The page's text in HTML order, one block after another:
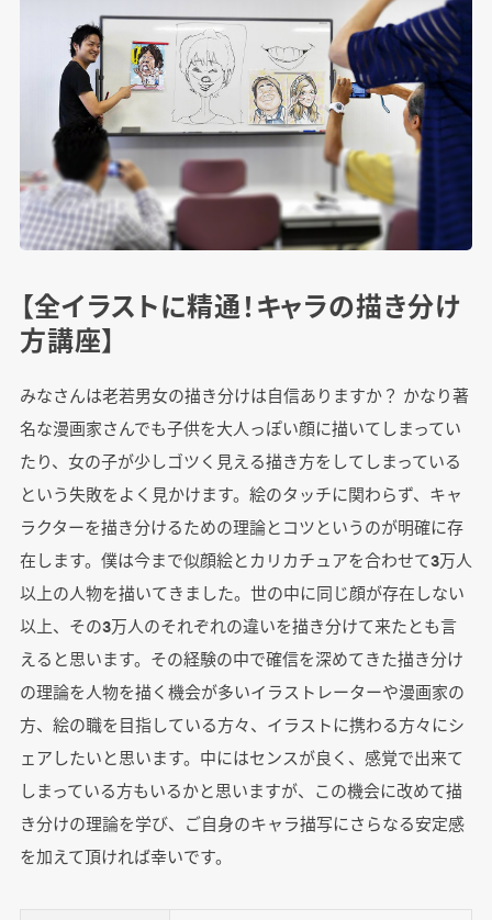
【全イラストに精通！キャラの描き分け
方講座】
みなさんは老若男女の描き分けは自信ありますか？ かなり著
名な漫画家さんでも子供を大人っぽい顔に描いてしまってい
たり、女の子が少しゴツく見える描き方をしてしまっている
という失敗をよく見かけます。絵のタッチに関わらず、キャ
ラクターを描き分けるための理論とコツというのが明確に存
在します。僕は今まで似顔絵とカリカチュアを合わせて3万人
以上の人物を描いてきました。世の中に同じ顔が存在しない
以上、その3万人のそれぞれの違いを描き分けて来たとも言
えると思います。その経験の中で確信を深めてきた描き分け
の理論を人物を描く機会が多いイラストレーターや漫画家の
方、絵の職を目指している方々、イラストに携わる方々にシ
ェアしたいと思います。中にはセンスが良く、感覚で出来て
しまっている方もいるかと思いますが、この機会に改めて描
き分けの理論を学び、ご自身のキャラ描写にさらなる安定感
を加えて頂ければ幸いです。